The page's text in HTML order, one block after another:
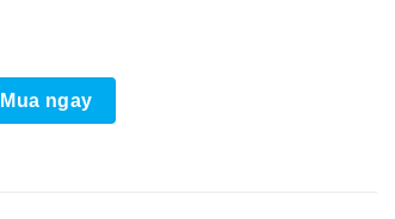
Mua ngay